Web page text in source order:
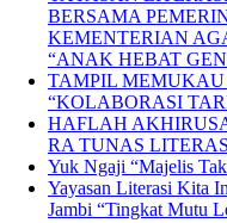
BERSAMA
KEMENTERIAN
“ANAK HEBAT
TAMPIL
“KOLABORASI
HAFLAH
RA TUNAS
Yuk Ngaji “Majelis
Yayasan Literasi Kita
Jambi “Tingkat Mutu